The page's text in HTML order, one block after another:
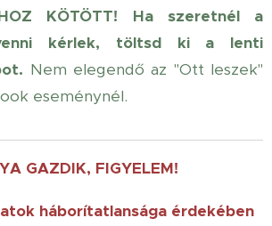
KÖTÖTT!
Ha szeretnél a
kérlek, töltsd ki a lenti
Nem elegendő az "Ott leszek"
eseménynél.
GAZDIK, FIGYELEM!
háborítatlansága érdekében